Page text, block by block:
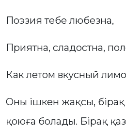
Поэзия тебе любезна,
Приятна, сладостна,
Как летом вкусный
Оны ішкен жақсы, бірақ
қоюға болады. Бірақ